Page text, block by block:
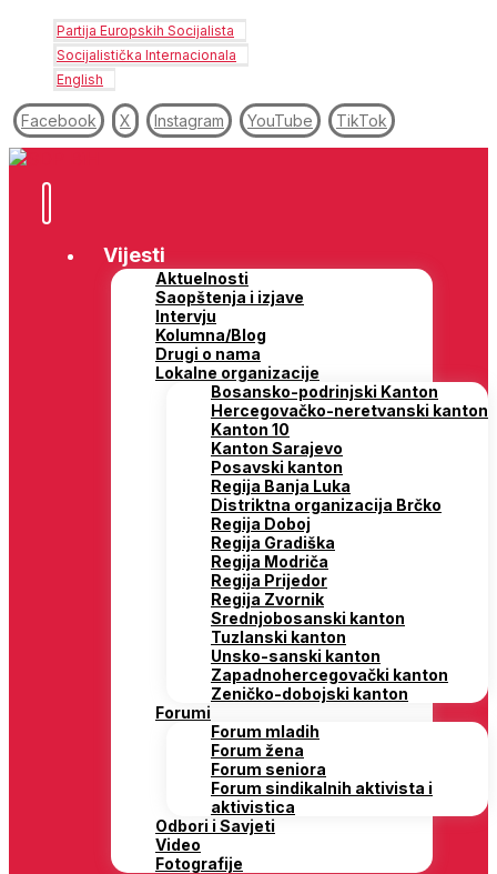
Partija Europskih Socijalista
Socijalistička Internacionala
English
Facebook X Instagram YouTube TikTok
Vijesti
Aktuelnosti
Saopštenja i izjave
Intervju
Kolumna/Blog
Drugi o nama
Lokalne organizacije
Bosansko-podrinjski Kanton
Hercegovačko-neretvanski kanton
Kanton 10
Kanton Sarajevo
Posavski kanton
Regija Banja Luka
Distriktna organizacija Brčko
Regija Doboj
Regija Gradiška
Regija Modriča
Regija Prijedor
Regija Zvornik
Srednjobosanski kanton
Tuzlanski kanton
Unsko-sanski kanton
Zapadnohercegovački kanton
Zeničko-dobojski kanton
Forumi
Forum mladih
Forum žena
Forum seniora
Forum sindikalnih aktivista i
aktivistica
Odbori i Savjeti
Video
Fotografije